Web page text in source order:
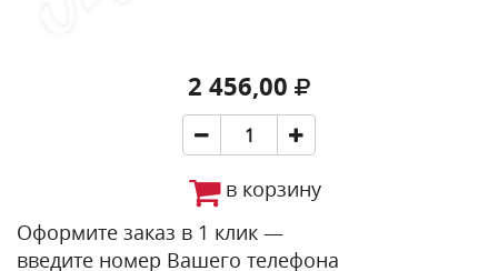
2 456,00
в корзину
Оформите заказ в 1 клик —
введите номер Вашего телефона